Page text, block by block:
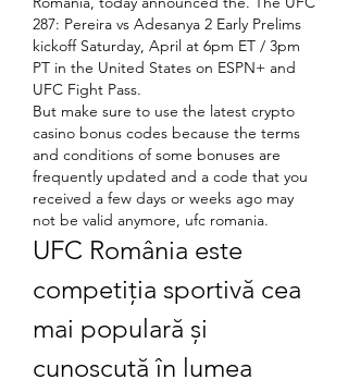
287: Pereira vs Adesanya 2 Early Prelims
kickoff Saturday, April at 6pm ET / 3pm
PT in the United States on ESPN+ and
UFC Fight Pass.
But make sure to use the latest crypto
casino bonus codes because the terms
and conditions of some bonuses are
frequently updated and a code that you
received a few days or weeks ago may
not be valid anymore, ufc romania.
UFC România este
competiția sportivă cea
mai populară și
cunoscută în lumea